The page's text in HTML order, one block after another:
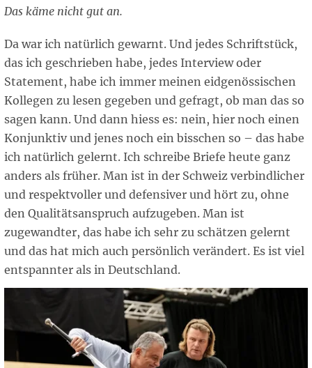
Das käme nicht gut an.
Da war ich natürlich gewarnt. Und jedes Schriftstück,
das ich geschrieben habe, jedes Interview oder
Statement, habe ich immer meinen eidgenössischen
Kollegen zu lesen gegeben und gefragt, ob man das so
sagen kann. Und dann hiess es: nein, hier noch einen
Konjunktiv und jenes noch ein bisschen so – das habe
ich natürlich gelernt. Ich schreibe Briefe heute ganz
anders als früher. Man ist in der Schweiz verbindlicher
und respektvoller und defensiver und hört zu, ohne
den Qualitätsanspruch aufzugeben. Man ist
zugewandter, das habe ich sehr zu schätzen gelernt
und das hat mich auch persönlich verändert. Es ist viel
entspannter als in Deutschland.